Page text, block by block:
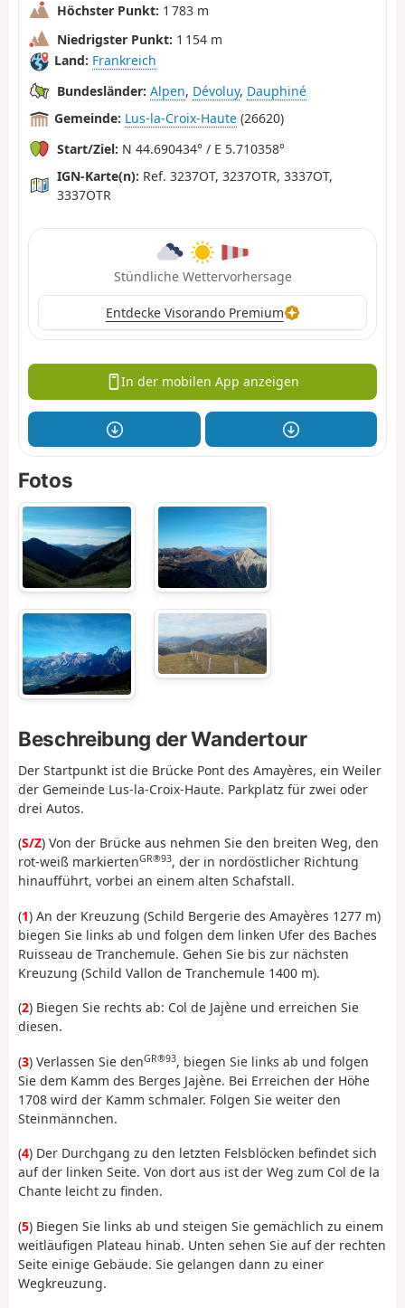
Höchster Punkt: 1 783 m
Niedrigster Punkt: 1 154 m
Land: Frankreich
Bundesländer: Alpen, Dévoluy, Dauphiné
Gemeinde: Lus-la-Croix-Haute (26620)
Start/Ziel: N 44.690434° / E 5.710358°
IGN-Karte(n): Ref. 3237OT, 3237OTR, 3337OT,
3337OTR
Stündliche Wettervorhersage
Entdecke Visorando Premium
In der mobilen App anzeigen
Fotos
Beschreibung der Wandertour
Der Startpunkt ist die Brücke Pont des Amayères, ein Weiler
der Gemeinde Lus-la-Croix-Haute. Parkplatz für zwei oder
drei Autos.
(S/Z) Von der Brücke aus nehmen Sie den breiten Weg, den
rot-weiß markiertenGR®93, der in nordöstlicher Richtung
hinaufführt, vorbei an einem alten Schafstall.
(1) An der Kreuzung (Schild Bergerie des Amayères 1277 m)
biegen Sie links ab und folgen dem linken Ufer des Baches
Ruisseau de Tranchemule. Gehen Sie bis zur nächsten
Kreuzung (Schild Vallon de Tranchemule 1400 m).
(2) Biegen Sie rechts ab: Col de Jajène und erreichen Sie
diesen.
(3) Verlassen Sie denGR®93, biegen Sie links ab und folgen
Sie dem Kamm des Berges Jajène. Bei Erreichen der Höhe
1708 wird der Kamm schmaler. Folgen Sie weiter den
Steinmännchen.
(4) Der Durchgang zu den letzten Felsblöcken befindet sich
auf der linken Seite. Von dort aus ist der Weg zum Col de la
Chante leicht zu finden.
(5) Biegen Sie links ab und steigen Sie gemächlich zu einem
weitläufigen Plateau hinab. Unten sehen Sie auf der rechten
Seite einige Gebäude. Sie gelangen dann zu einer
Wegkreuzung.